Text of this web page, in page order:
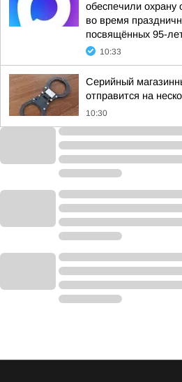
обеспечили охрану
во время
посвящённых 95-
10:33
Серийный
отправится на
10:30